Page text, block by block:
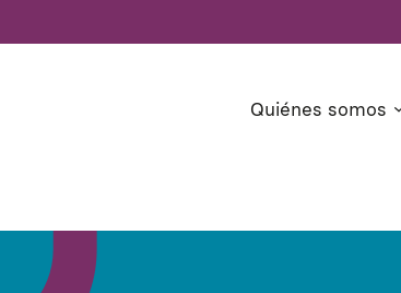
Quiénes somos